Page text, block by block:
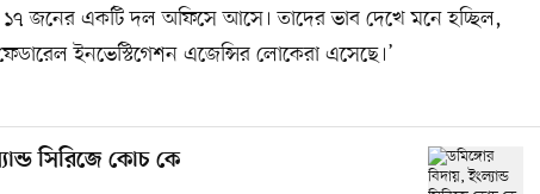
১৭ জনের একটি দল অফিসে আসে। তাদের ভাব দেখে মনে হচ্ছিল,
ইনভেস্টিগেশন এজেন্সির লোকেরা এসেছে।’
সিরিজে কোচ কে